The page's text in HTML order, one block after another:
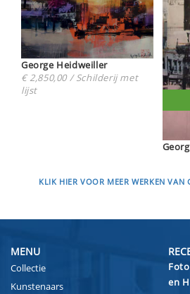
George Heidweiller
€ 2,850,00 / Schilderij met
lijst
KLIK HIER VOOR MEER WERKEN VAN
MENU
Collectie
Kunstenaars
en